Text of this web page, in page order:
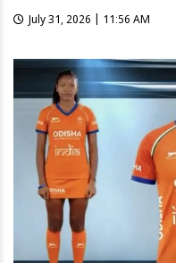
July 31, 2026 | 11:56 AM